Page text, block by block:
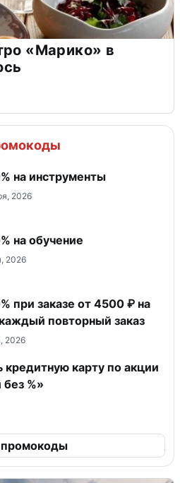
«Марико» в
на инструменты
2026
на обучение
2026
при заказе от 4500 ₽ на
повторный заказ
2026
карту по акции
%»